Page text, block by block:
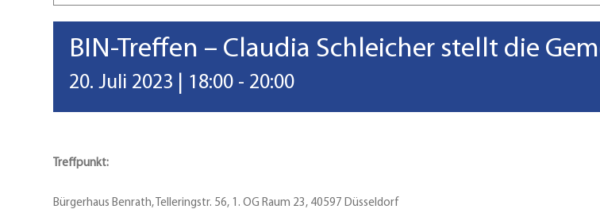
BIN-Treffen – Claudia Schleicher stellt die
20. Juli 2023 | 18:00 - 20:00
Treffpunkt:
Bürgerhaus Benrath, Telleringstr. 56, 1. OG Raum 23, 40597 Düsseldorf